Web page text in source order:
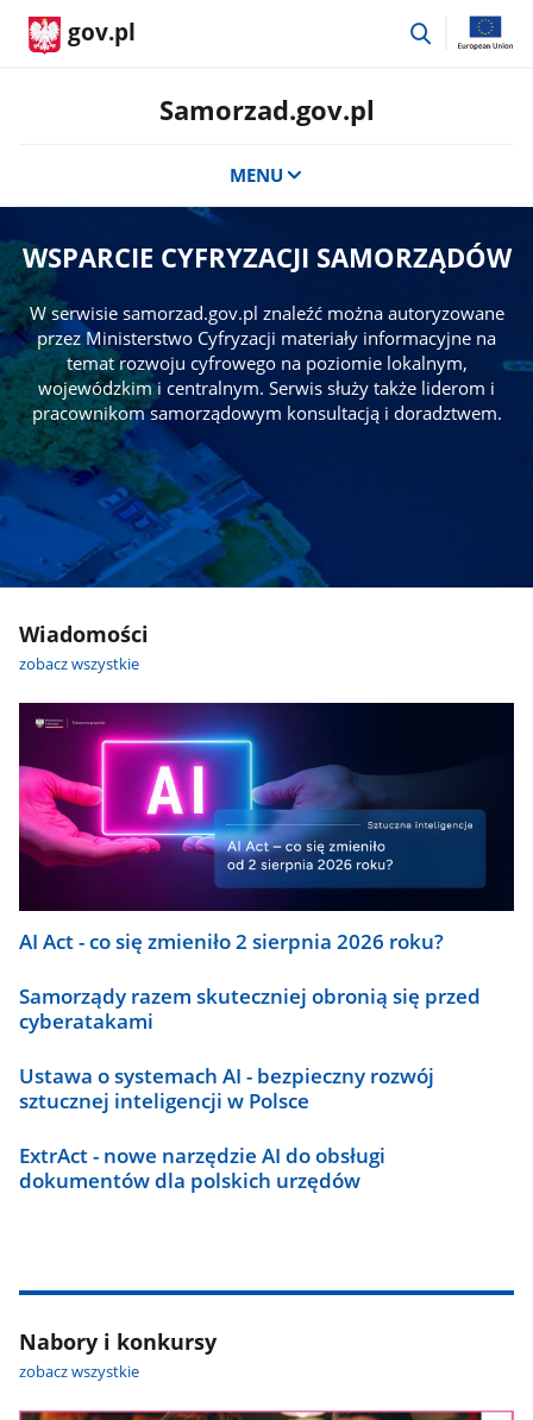
gov.pl
przejdź
Samorzad.gov.pl
MENU
WSPARCIE CYFRYZACJI SAMORZĄDÓW
W serwisie samorzad.gov.pl znaleźć można autoryzowane
przez Ministerstwo Cyfryzacji materiały informacyjne na
temat rozwoju cyfrowego na poziomie lokalnym,
wojewódzkim i centralnym. Serwis służy także liderom i
pracownikom samorządowym konsultacją i doradztwem.
Wiadomości
zobacz wszystkie
AI Act - co się zmieniło 2 sierpnia 2026 roku?
Samorządy razem skuteczniej obronią się przed
cyberatakami
Ustawa o systemach AI - bezpieczny rozwój
sztucznej inteligencji w Polsce
ExtrAct - nowe narzędzie AI do obsługi
dokumentów dla polskich urzędów
Nabory i konkursy
zobacz wszystkie